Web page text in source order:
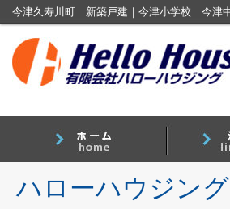
ハローハウジング